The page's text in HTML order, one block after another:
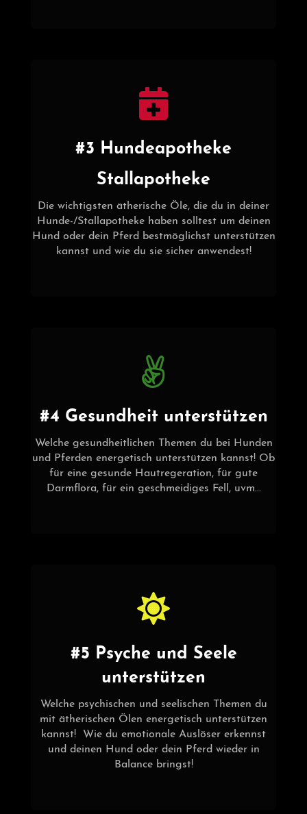
#3 Hundeapotheke
Stallapotheke
Die wichtigsten ätherische Öle, die du in deiner
Hunde-/Stallapotheke haben solltest um deinen
Hund oder dein Pferd bestmöglichst unterstützen
kannst und wie du sie sicher anwendest!
#4 Gesundheit unterstützen
Welche gesundheitlichen Themen du bei Hunden
und Pferden energetisch unterstützen kannst! Ob
für eine gesunde Hautregeration, für gute
Darmflora, für ein geschmeidiges Fell, uvm...
#5 Psyche und Seele
unterstützen
Welche psychischen und seelischen Themen du
mit ätherischen Ölen energetisch unterstützen
kannst! Wie du emotionale Auslöser erkennst
und deinen Hund oder dein Pferd wieder in
Balance bringst!